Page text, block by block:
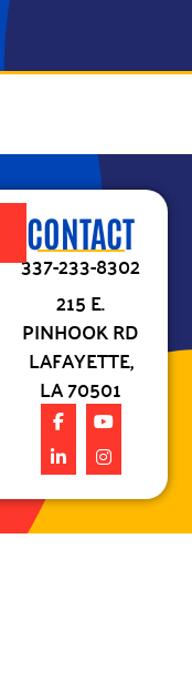
CONTACT
337-233-8302
215 E.
PINHOOK RD
LAFAYETTE,
LA 70501